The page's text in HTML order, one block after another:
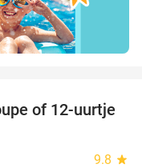
40%
of 12-uurtje
9.8 star